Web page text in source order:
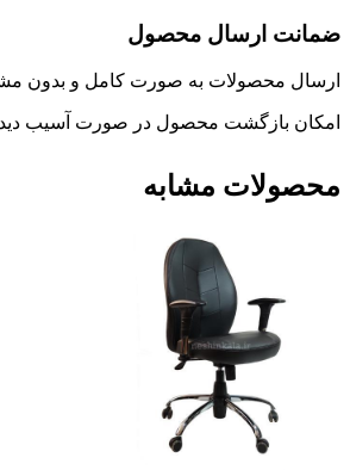
ضمانت ارسال محصول
ارسال محصولات به صورت کامل و بدون
امکان بازگشت محصول در صورت آسیب
محصولات مشابه